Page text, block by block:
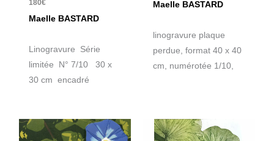
180€
Maelle BASTARD
Linogravure Série
limitée N° 7/10 30 x
30 cm encadré
Maelle BASTARD
linogravure plaque
perdue, format 40 x 40
cm, numérotée 1/10,